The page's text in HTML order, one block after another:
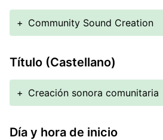
+ Community Sound Creation
Título (Castellano)
+ Creación sonora comunitaria
Día y hora de inicio